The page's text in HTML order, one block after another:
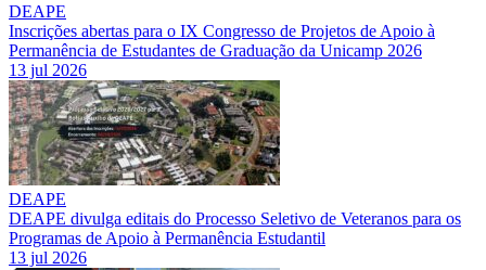
DEAPE
Inscrições abertas para o IX Congresso de Projetos de Apoio à
Permanência de Estudantes de Graduação da Unicamp 2026
13 jul 2026
DEAPE
DEAPE divulga editais do Processo Seletivo de Veteranos para os
Programas de Apoio à Permanência Estudantil
13 jul 2026